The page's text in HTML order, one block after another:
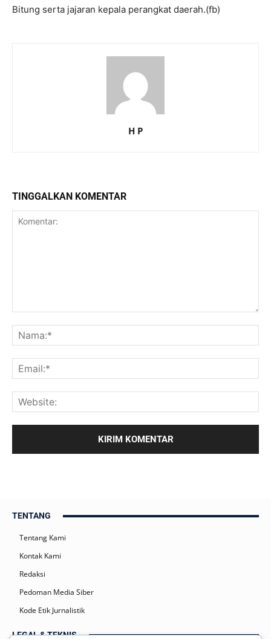
Bitung serta jajaran kepala perangkat daerah.(fb)
H P
TINGGALKAN KOMENTAR
TENTANG
Tentang Kami
Kontak Kami
Redaksi
Pedoman Media Siber
Kode Etik Jurnalistik
LEGAL & TEKNIS